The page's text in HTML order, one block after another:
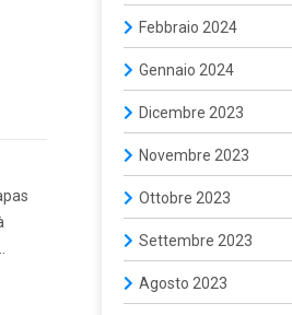
Febbraio 2024
Gennaio 2024
Dicembre 2023
Novembre 2023
Ottobre 2023
Settembre 2023
Agosto 2023